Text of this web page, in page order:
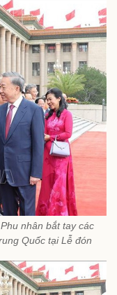
nhân bắt tay các
Quốc tại Lễ đón